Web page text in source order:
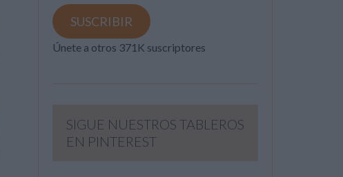
email
SUSCRIBIR
Únete a otros 371K suscriptores
SIGUE NUESTROS TABLEROS
EN PINTEREST